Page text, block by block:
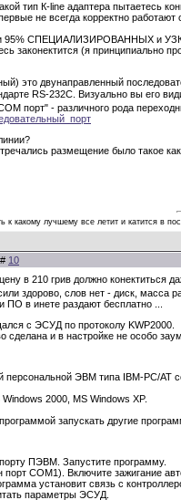
тип К-line адаптера пытаетесь
не всегда корректно
95% СПЕЦИАЛИЗИРОВАННЫХ и
законектится (я принципиально
это двунаправленный
RS-232C. Визуально вы его
порт" - различного рода
размещение было такое
какому лучшему все летит и катится в
10
в 210 грив должно
здорово, слов нет - диск, масса
ПО в инете раздают бесплатно ...
с ЭСУД по протоколу KWP2000.
сделана и в настройке не особо
ЭВМ типа IBM-PC/AT
2000, MS Windows XP.
запускать другие
ПЭВМ. Запустите программу.
COM1). Включите зажигание
установит связь с
параметры ЭСУД.